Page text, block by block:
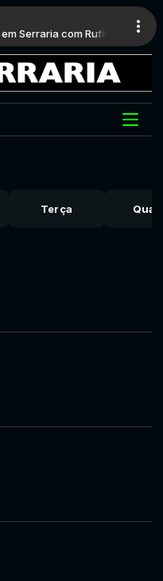
Serraria com Rufino T
E VOCÊ #014
Terça